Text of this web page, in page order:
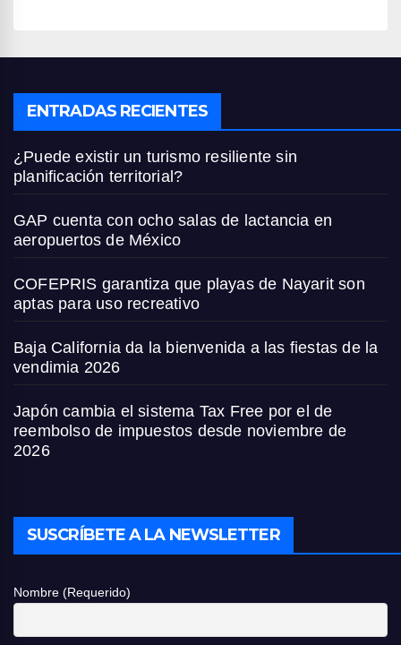
ENTRADAS RECIENTES
¿Puede existir un turismo resiliente sin
planificación territorial?
GAP cuenta con ocho salas de lactancia en
aeropuertos de México
COFEPRIS garantiza que playas de Nayarit son
aptas para uso recreativo
Baja California da la bienvenida a las fiestas de la
vendimia 2026
Japón cambia el sistema Tax Free por el de
reembolso de impuestos desde noviembre de
2026
SUSCRÍBETE A LA NEWSLETTER
Nombre (Requerido)